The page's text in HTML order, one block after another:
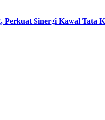
Sinergi Kawal Tata